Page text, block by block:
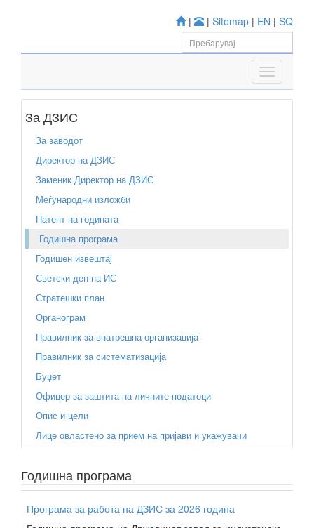
| | Sitemap | EN | SQ
За ДЗИС
За заводот
Директор на ДЗИС
Заменик Директор на ДЗИС
Меѓународни изложби
Патент на годината
Годишна програма
Годишен извештај
Светски ден на ИС
Стратешки план
Органограм
Правилник за внатрешна организација
Правилник за систематизација
Буџет
Офицер за заштита на личните податоци
Опис и цели
Лице овластено за прием на пријави и укажувачи
Годишна програма
Програма за работа на ДЗИС за 2026 година